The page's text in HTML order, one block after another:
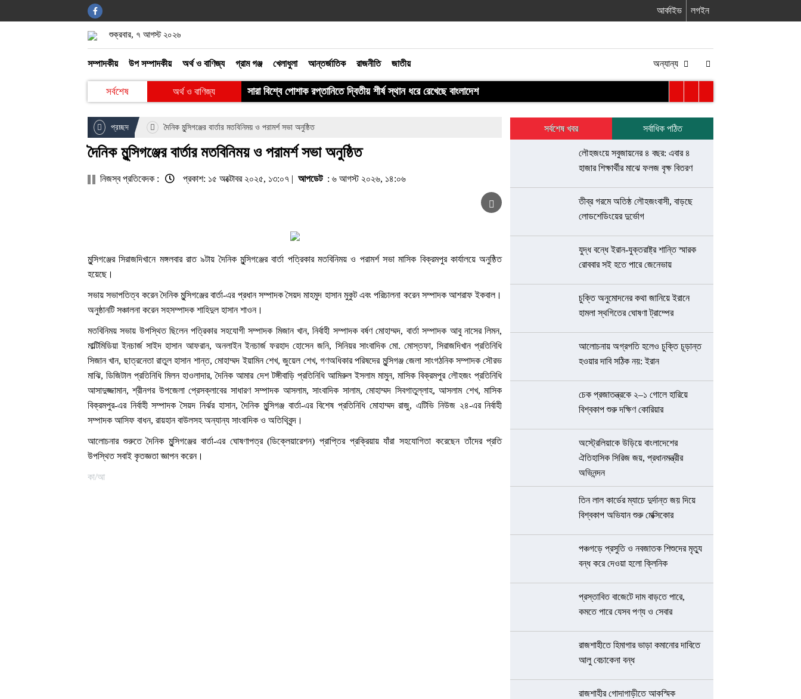
আর্কাইভ লগইন
শুক্রবার, ৭ আগস্ট ২০২৬
সম্পাদকীয় উপ সম্পাদকীয় অর্থ ও বাণিজ্য গ্রাম গঞ্জ খেলাধুলা আন্তর্জাতিক রাজনীতি জাতীয় অন্যান্য
সর্বশেষ
বিনোদন
অর্থ ও বাণিজ্য
গ্রাম গঞ্জ
সারা বিশ্বে পোশাক রপ্তানিতে দ্বিতীয় শীর্ষ স্থান ধরে রেখেছে বাংলাদেশ
প্রচ্ছদ দৈনিক মুন্সিগঞ্জের বার্তার মতবিনিময় ও পরামর্শ সভা অনুষ্ঠিত
দৈনিক মুন্সিগঞ্জের বার্তার মতবিনিময় ও পরামর্শ সভা অনুষ্ঠিত
নিজস্ব প্রতিবেদক : প্রকাশ: ১৫ অক্টোবর ২০২৫, ১৩:০৭ | আপডেট: ৬ আগস্ট ২০২৬, ১৪:০৬
মুন্সিগঞ্জের সিরাজদিখানে মঙ্গলবার রাত ৯টায় দৈনিক মুন্সিগঞ্জের বার্তা পত্রিকার মতবিনিময় ও পরামর্শ সভা মাসিক বিক্রমপুর কার্যালয়ে অনুষ্ঠিত
হয়েছে।
সভায় সভাপতিত্ব করেন দৈনিক মুন্সিগঞ্জের বার্তা-এর প্রধান সম্পাদক সৈয়দ মাহমুদ হাসান মুকুট এবং পরিচালনা করেন সম্পাদক আশরাফ ইকবাল।
অনুষ্ঠানটি সঞ্চালনা করেন সহসম্পাদক শাহিদুল হাসান শাওন।
মতবিনিময় সভায় উপস্থিত ছিলেন পত্রিকার সহযোগী সম্পাদক মিজান খান, নির্বাহী সম্পাদক বর্ষণ মোহাম্মদ, বার্তা সম্পাদক আবু নাসের লিমন,
মাল্টিমিডিয়া ইনচার্জ সাইদ হাসান আফরান, অনলাইন ইনচার্জ ফরহাদ হোসেন জনি, সিনিয়র সাংবাদিক মো. মোস্তফা, সিরাজদিখান প্রতিনিধি
সিজান খান, ছাত্রনেতা রাতুল হাসান শান্ত, মোহাম্মদ ইয়ামিন শেখ, জুয়েল শেখ, গণঅধিকার পরিষদের মুন্সিগঞ্জ জেলা সাংগঠনিক সম্পাদক সৌরভ
মাঝি, ডিজিটাল প্রতিনিধি মিলন হাওলাদার, দৈনিক আমার দেশ টঙ্গীবাড়ি প্রতিনিধি আমিরুল ইসলাম মামুন, মাসিক বিক্রমপুর লৌহজং প্রতিনিধি
আসাদুজ্জামান, শ্রীনগর উপজেলা প্রেসক্লাবের সাধারণ সম্পাদক আসলাম, সাংবাদিক সালাম, মোহাম্মদ সিবগাতুল্লাহ, আসলাম শেখ, মাসিক
বিক্রমপুর-এর নির্বাহী সম্পাদক সৈয়দ নির্ঝর হাসান, দৈনিক মুন্সিগঞ্জ বার্তা-এর বিশেষ প্রতিনিধি মোহাম্মদ রাজু, এটিভি নিউজ ২৪-এর নির্বাহী
সম্পাদক আসিফ বাধন, রায়হান বাউলসহ অন্যান্য সাংবাদিক ও অতিথিবৃন্দ।
আলোচনার শুরুতে দৈনিক মুন্সিগঞ্জের বার্তা-এর ঘোষণাপত্র (ডিক্লেয়ারেশন) প্রাপ্তির প্রক্রিয়ায় যাঁরা সহযোগিতা করেছেন তাঁদের প্রতি
উপস্থিত সবাই কৃতজ্ঞতা জ্ঞাপন করেন।
কা/আ
সর্বশেষ খবর সর্বাধিক পঠিত
লৌহজংয়ে সবুজায়নের ৪ বছর: এবার ৪
হাজার শিক্ষার্থীর মাঝে ফলজ বৃক্ষ বিতরণ
তীব্র গরমে অতিষ্ঠ লৌহজংবাসী, বাড়ছে
লোডশেডিংয়ের দুর্ভোগ
যুদ্ধ বন্ধে ইরান-যুক্তরাষ্ট্র শান্তি স্মারক
রোববার সই হতে পারে জেনেভায়
চুক্তি অনুমোদনের কথা জানিয়ে ইরানে
হামলা স্থগিতের ঘোষণা ট্রাম্পের
আলোচনায় অগ্রগতি হলেও চুক্তি চূড়ান্ত
হওয়ার দাবি সঠিক নয়: ইরান
চেক প্রজাতন্ত্রকে ২–১ গোলে হারিয়ে
বিশ্বকাপ শুরু দক্ষিণ কোরিয়ার
অস্ট্রেলিয়াকে উড়িয়ে বাংলাদেশের
ঐতিহাসিক সিরিজ জয়, প্রধানমন্ত্রীর
অভিনন্দন
তিন লাল কার্ডের ম্যাচে দুর্দান্ত জয় দিয়ে
বিশ্বকাপ অভিযান শুরু মেক্সিকোর
পঞ্চগড়ে প্রসুতি ও নবজাতক শিশুদের মৃত্যু
বন্ধ করে দেওয়া হলো ক্লিনিক
প্রস্তাবিত বাজেটে দাম বাড়তে পারে,
কমতে পারে যেসব পণ্য ও সেবার
রাজশাহীতে হিমাগার ভাড়া কমানোর দাবিতে
আলু বেচাকেনা বন্ধ
রাজশাহীর গোদাগাড়ীতে আকস্মিক